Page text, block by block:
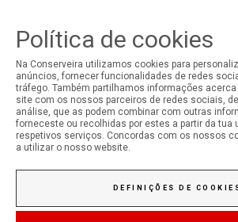
A MINHA CONTA
Iniciar Sessão
Política de cookies
Na Conserveira utilizamos cookies para
anúncios, fornecer funcionalidades de redes
tráfego. Também partilhamos informações
site com os nossos parceiros de redes sociais,
análise, que as podem combinar com outras
forneceste ou recolhidas por estes a partir da tua
respetivos serviços. Concordas com os nossos
a utilizar o nosso website.
DEFINIÇÕES DE